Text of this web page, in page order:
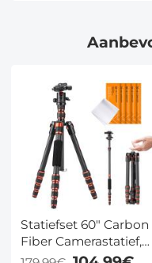
Statiefset 60" Carbon
Fiber Camerastatief,
Superlicht compact